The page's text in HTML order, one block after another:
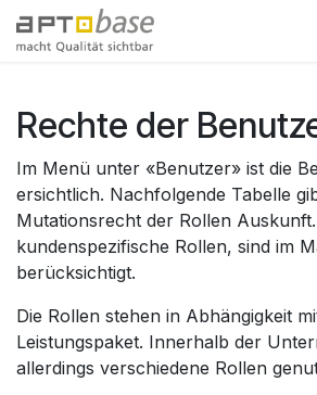
Zum Inhalt springen
Rechte der
Im Menü unter «Benutzer» ist die
ersichtlich. Nachfolgende Tabelle
Mutationsrecht der Rollen
kundenspezifische Rollen, sind im
berücksichtigt.
Die Rollen stehen in Abhängigkeit
Leistungspaket. Innerhalb der
allerdings verschiedene Rollen